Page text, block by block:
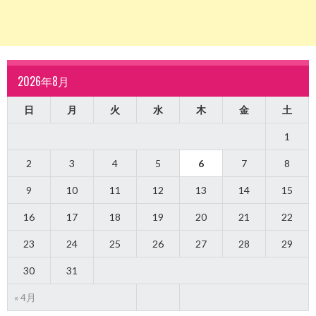
2026年8月
日 月 火 水 木 金 土
« 4月
1
2 3 4 5 6 7 8
9 10 11 12 13 14 15
16 17 18 19 20 21 22
23 24 25 26 27 28 29
30 31